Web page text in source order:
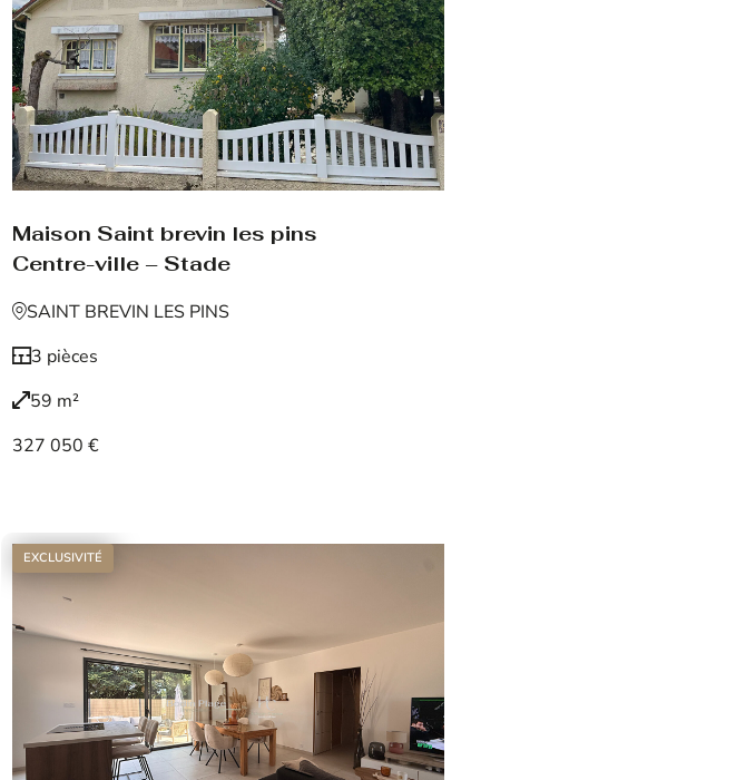
Maison Saint brevin les pins
Centre-ville – Stade
SAINT BREVIN LES PINS
3 pièces
59 m²
327 050 €
EXCLUSIVITÉ